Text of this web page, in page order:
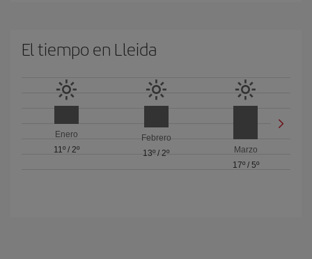
El tiempo en Lleida
Enero
11º/ 2º
Febrero
13º / 2º
Marzo
17º/ 5º